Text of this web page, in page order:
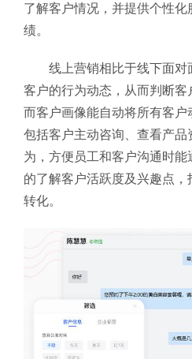
了解客户情况，并提供个性
绩。
线上营销相比于线下面
客户的行为动态，从而判断客
而客户画像能自动将所有客户
包括客户主动咨询、查看产
为，方便员工和客户沟通时
的了解客户活跃度及兴趣点
转化。